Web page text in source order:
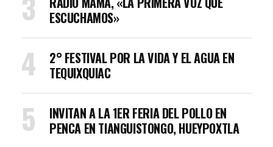
ESCUCHAMOS»
2° FESTIVAL POR LA VIDA Y EL AGUA EN
TEQUIXQUIAC
INVITAN A LA 1ER FERIA DEL POLLO EN
PENCA EN TIANGUISTONGO, HUEYPOXTLA